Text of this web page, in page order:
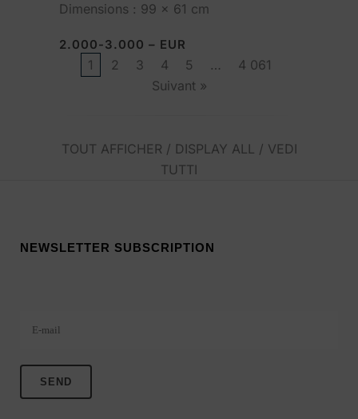
Dimensions : 99 x 61 cm
2.000-3.000 – EUR
1 2 3 4 5 …
4 061
Suivant »
TOUT AFFICHER / DISPLAY ALL / VEDI
TUTTI
NEWSLETTER SUBSCRIPTION